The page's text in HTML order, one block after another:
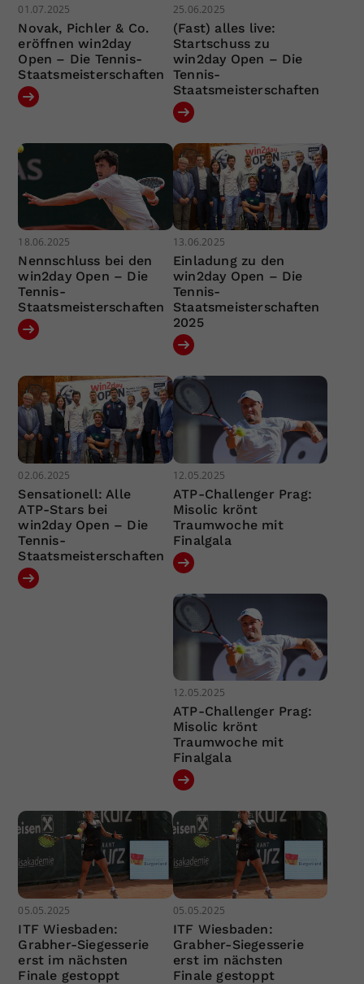
01.07.2025
Novak, Pichler & Co.
eröffnen win2day
Open – Die Tennis-
Staatsmeisterschaften
25.06.2025
(Fast) alles live:
Startschuss zu
win2day Open – Die
Tennis-
Staatsmeisterschaften
18.06.2025
Nennschluss bei den
win2day Open – Die
Tennis-
Staatsmeisterschaften
13.06.2025
Einladung zu den
win2day Open – Die
Tennis-
Staatsmeisterschaften
2025
02.06.2025
Sensationell: Alle
ATP-Stars bei
win2day Open – Die
Tennis-
Staatsmeisterschaften
12.05.2025
ATP-Challenger Prag:
Misolic krönt
Traumwoche mit
Finalgala
12.05.2025
ATP-Challenger Prag:
Misolic krönt
Traumwoche mit
Finalgala
05.05.2025
ITF Wiesbaden:
Grabher-Siegesserie
erst im nächsten
Finale gestoppt
05.05.2025
ITF Wiesbaden:
Grabher-Siegesserie
erst im nächsten
Finale gestoppt